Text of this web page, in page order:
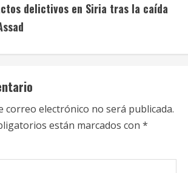
delictivos en Siria tras la caída
correo electrónico no será publicada.
están marcados con *